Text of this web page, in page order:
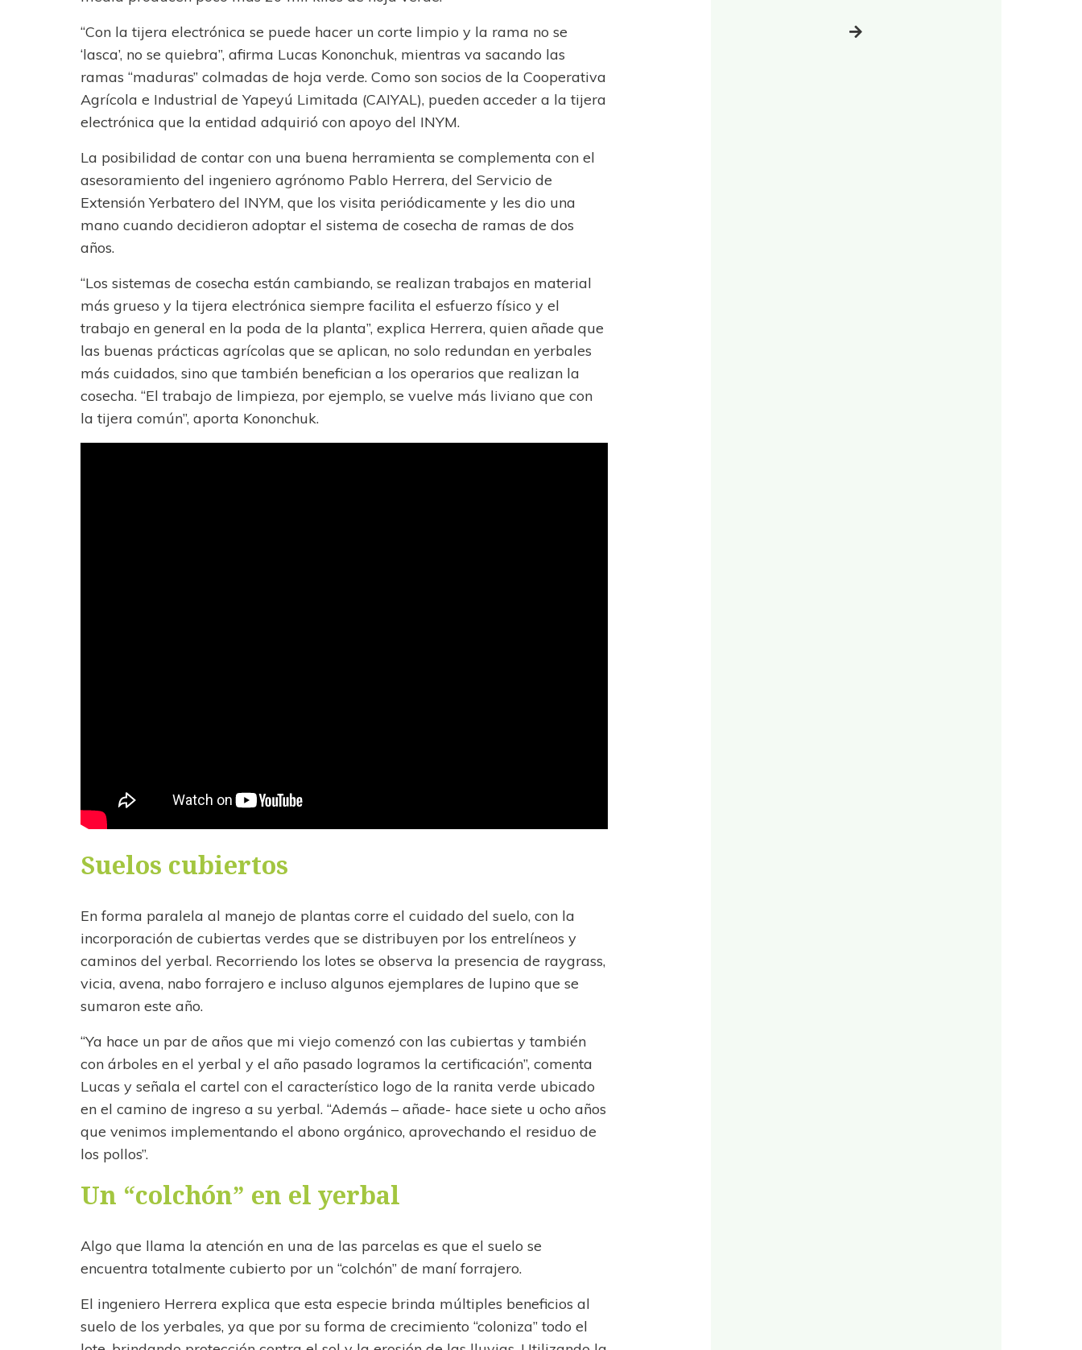
“Con la tijera electrónica se puede hacer un corte limpio y la rama no se
‘lasca’, no se quiebra”, afirma Lucas Kononchuk, mientras va sacando las
ramas “maduras” colmadas de hoja verde. Como son socios de la Cooperativa
Agrícola e Industrial de Yapeyú Limitada (CAIYAL), pueden acceder a la tijera
electrónica que la entidad adquirió con apoyo del INYM.
La posibilidad de contar con una buena herramienta se complementa con el
asesoramiento del ingeniero agrónomo Pablo Herrera, del Servicio de
Extensión Yerbatero del INYM, que los visita periódicamente y les dio una
mano cuando decidieron adoptar el sistema de cosecha de ramas de dos
años.
“Los sistemas de cosecha están cambiando, se realizan trabajos en material
más grueso y la tijera electrónica siempre facilita el esfuerzo físico y el
trabajo en general en la poda de la planta”, explica Herrera, quien añade que
las buenas prácticas agrícolas que se aplican, no solo redundan en yerbales
más cuidados, sino que también benefician a los operarios que realizan la
cosecha. “El trabajo de limpieza, por ejemplo, se vuelve más liviano que con
la tijera común”, aporta Kononchuk.
Suelos cubiertos
En forma paralela al manejo de plantas corre el cuidado del suelo, con la
incorporación de cubiertas verdes que se distribuyen por los entrelíneos y
caminos del yerbal. Recorriendo los lotes se observa la presencia de raygrass,
vicia, avena, nabo forrajero e incluso algunos ejemplares de lupino que se
sumaron este año.
“Ya hace un par de años que mi viejo comenzó con las cubiertas y también
con árboles en el yerbal y el año pasado logramos la certificación”, comenta
Lucas y señala el cartel con el característico logo de la ranita verde ubicado
en el camino de ingreso a su yerbal. “Además – añade- hace siete u ocho años
que venimos implementando el abono orgánico, aprovechando el residuo de
los pollos”.
Un “colchón” en el yerbal
Algo que llama la atención en una de las parcelas es que el suelo se
encuentra totalmente cubierto por un “colchón” de maní forrajero.
El ingeniero Herrera explica que esta especie brinda múltiples beneficios al
suelo de los yerbales, ya que por su forma de crecimiento “coloniza” todo el